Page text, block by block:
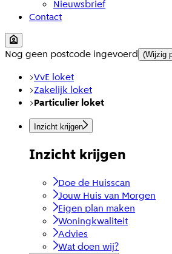
Nieuwsbrief
Contact
Nog geen postcode ingevoerd (Wijzig
VvE loket
Zakelijk loket
Particulier loket
Inzicht krijgen
Inzicht krijgen
Doe de Huisscan
Jouw Huis van Morgen
Eigen plan maken
Woningkwaliteit
Advies
Wat doen wij?